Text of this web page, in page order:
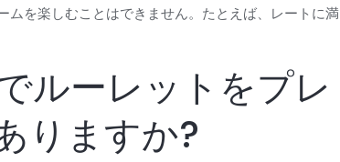
を楽しむことはできません。たとえば、レートに満
ルーレットをプレ
りますか?